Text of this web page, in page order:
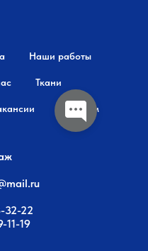
Наши работы
Ткани
Дилерам
32-22
11-19